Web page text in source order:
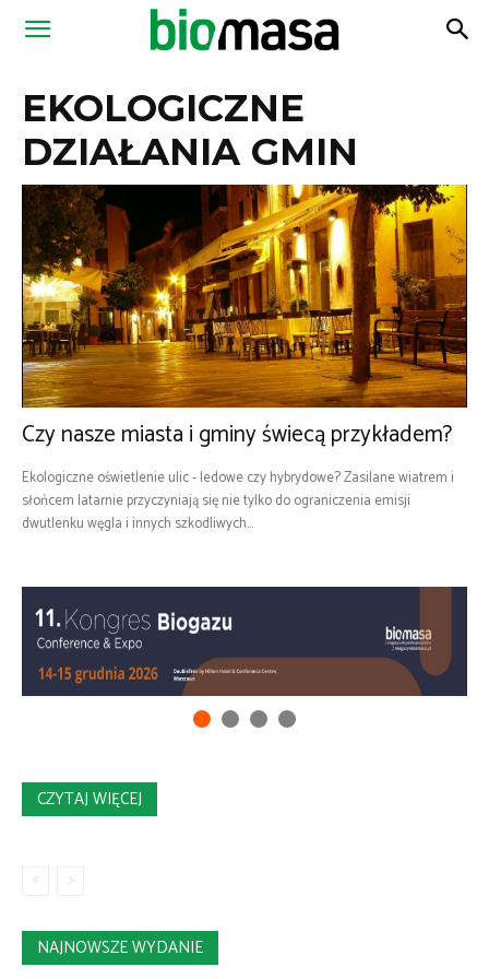
Magazyn
EKOLOGICZNE
DZIAŁANIA GMIN
Czy nasze miasta i gminy świecą przykładem?
Ekologiczne oświetlenie ulic - ledowe czy hybrydowe? Zasilane wiatrem i
słońcem latarnie przyczyniają się nie tylko do ograniczenia emisji
dwutlenku węgla i innych szkodliwych...
CZYTAJ WIĘCEJ
NAJNOWSZE WYDANIE